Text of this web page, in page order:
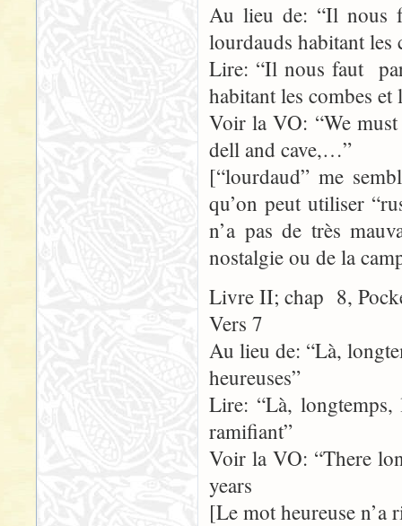
Au lieu de: “Il nous
lourdauds habitant les
Lire: “Il nous faut
habitant les combes
Voir la VO: “We
dell and cave,…”
[“lourdaud” me
qu’on peut utiliser
n’a pas de très
nostalgie ou de la
Livre II; chap 8,
Vers 7
Au lieu de: “Là,
heureuses”
Lire: “Là, longtemps,
ramifiant”
Voir la VO: “There
years
[Le mot heureuse n’a